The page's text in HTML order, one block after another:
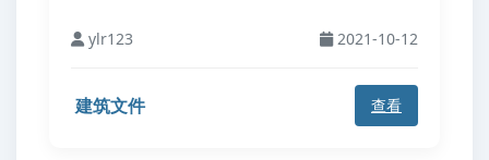
ylr123 2021-10-12
建筑文件 查看